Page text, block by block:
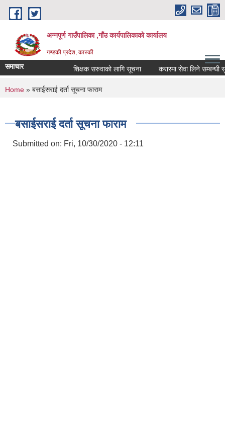
Skip to main content
अन्नपूर्ण गाउँपालिका ,गाँउ कार्यपालिकाको कार्यालय
गण्डकी प्रदेश, कास्की
समाचार शिक्षक सरुवाको लागि सूचना करारमा सेवा लिने सम्बन्धी
You are here
Home » बसाईसराई दर्ता सूचना फाराम
बसाईसराई दर्ता सूचना फाराम
Submitted on: Fri, 10/30/2020 - 12:11